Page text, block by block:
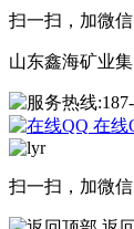
扫一扫，加微信
山东鑫海矿业
在线
扫一扫，加微信